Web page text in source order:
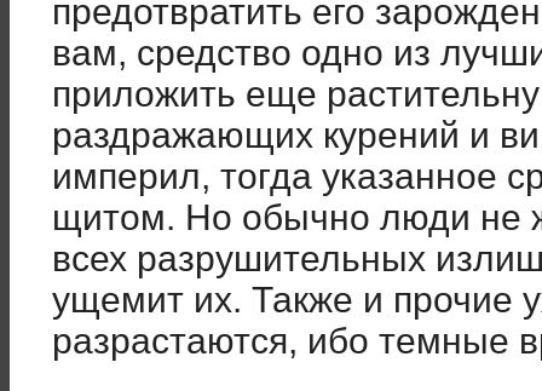
предотвратить его
вам, средство одно из
приложить еще
раздражающих курений и
империл, тогда указанное
щитом. Но обычно люди не
всех разрушительных
ущемит их. Также и прочие
разрастаются, ибо темные